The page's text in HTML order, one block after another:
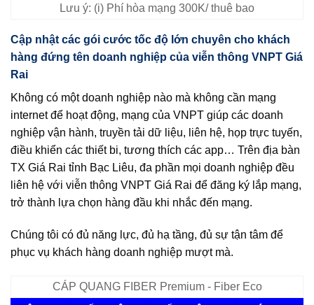
Lưu ý: (i) Phí hòa mạng 300K/ thuê bao
Cập nhật các gói cước tốc độ lớn chuyên cho khách
hàng đứng tên doanh nghiệp của viễn thông VNPT Giá
Rai
Không có một doanh nghiệp nào mà không cần mạng
internet để hoạt động, mạng của VNPT giúp các doanh
nghiệp vận hành, truyền tải dữ liệu, liên hệ, họp trực tuyến,
điều khiển các thiết bi, tương thích các app… Trên địa bàn
TX Giá Rai tỉnh Bạc Liêu, đa phần mọi doanh nghiệp đều
liên hệ với viễn thông VNPT Giá Rai để đăng ký lắp mạng,
trở thành lựa chọn hàng đầu khi nhắc đến mạng.
Chúng tôi có đủ năng lực, đủ hạ tầng, đủ sự tận tâm để
phục vụ khách hàng doanh nghiệp mượt mà.
CÁP QUANG FIBER Premium - Fiber Eco